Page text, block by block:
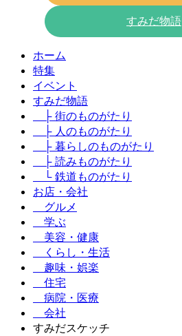
すみだ物語
ホーム
特集
イベント
すみだ物語
├ 街のものがたり
├ 人のものがたり
├ 暮らしのものがたり
├ 読みものがたり
└ 鉄道ものがたり
お店・会社
グルメ
学ぶ
美容・健康
くらし・生活
趣味・娯楽
住宅
病院・医療
会社
すみだスケッチ